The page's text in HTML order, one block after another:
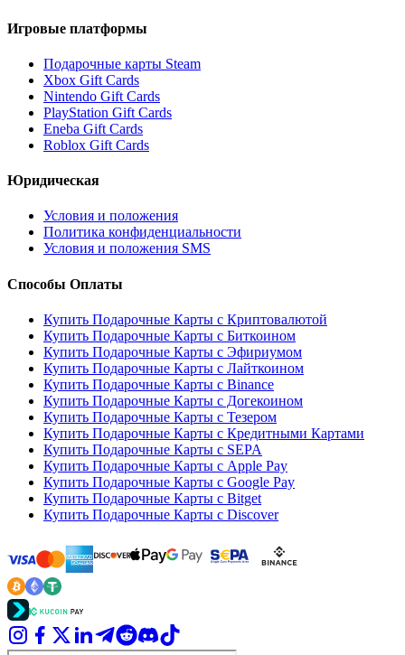
Игровые платформы
Подарочные карты Steam
Xbox Gift Cards
Nintendo Gift Cards
PlayStation Gift Cards
Eneba Gift Cards
Roblox Gift Cards
Юридическая
Условия и положения
Политика конфиденциальности
Условия и положения SMS
Способы Оплаты
Купить Подарочные Карты с Криптовалютой
Купить Подарочные Карты с Биткоином
Купить Подарочные Карты с Эфириумом
Купить Подарочные Карты с Лайткоином
Купить Подарочные Карты с Binance
Купить Подарочные Карты с Догекоином
Купить Подарочные Карты с Тезером
Купить Подарочные Карты с Кредитными Картами
Купить Подарочные Карты с SEPA
Купить Подарочные Карты с Apple Pay
Купить Подарочные Карты с Google Pay
Купить Подарочные Карты с Bitget
Купить Подарочные Карты с Discover